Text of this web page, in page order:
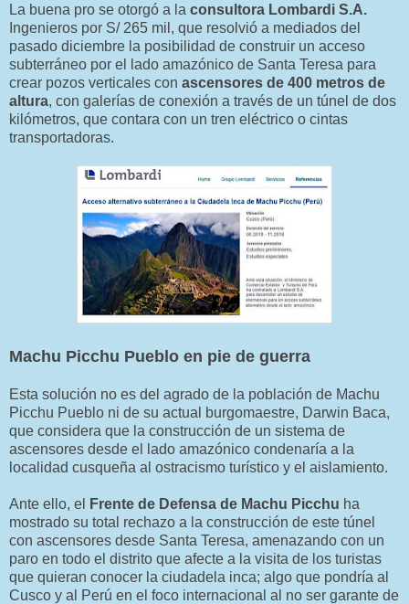
La buena pro se otorgó a la consultora Lombardi S.A.
Ingenieros por S/ 265 mil, que resolvió a mediados del
pasado diciembre la posibilidad de construir un acceso
subterráneo por el lado amazónico de Santa Teresa para
crear pozos verticales con ascensores de 400 metros de
altura, con galerías de conexión a través de un túnel de dos
kilómetros, que contara con un tren eléctrico o cintas
transportadoras.
Machu Picchu Pueblo en pie de guerra
Esta solución no es del agrado de la población de Machu
Picchu Pueblo ni de su actual burgomaestre, Darwin Baca,
que considera que la construcción de un sistema de
ascensores desde el lado amazónico condenaría a la
localidad cusqueña al ostracismo turístico y el aislamiento.
Ante ello, el Frente de Defensa de Machu Picchu ha
mostrado su total rechazo a la construcción de este túnel
con ascensores desde Santa Teresa, amenazando con un
paro en todo el distrito que afecte a la visita de los turistas
que quieran conocer la ciudadela inca; algo que pondría al
Cusco y al Perú en el foco internacional al no ser garante de